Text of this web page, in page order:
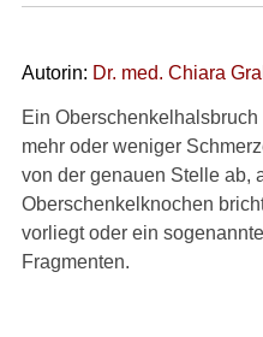
Autorin: Dr. med. Chiara
Ein
mehr oder weniger
von der genauen Stelle ab,
Oberschenkelknochen
vorliegt oder ein
Fragmenten.